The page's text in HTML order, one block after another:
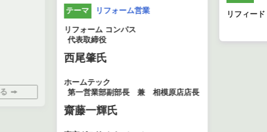
リフォーム営業
リフォーム コンパス
ホームテック
第一営業部副部長 兼 相模原店店長
齋藤一輝氏